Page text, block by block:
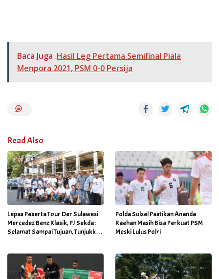
Baca Juga Hasil Leg Pertama Semifinal Piala
Menpora 2021, PSM 0-0 Persija
Read Also
Lepas Peserta Tour Der Sulawesi
Mercedez Benz Klasik, PJ Sekda :
Selamat Sampai Tujuan, Tunjukkan
Polda Sulsel Pastikan Ananda
Raehan Masih Bisa Perkuat PSM
Meski Lulus Polri